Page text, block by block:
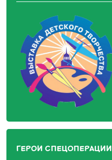
ГЕРОИ СПЕЦОПЕРАЦИИ